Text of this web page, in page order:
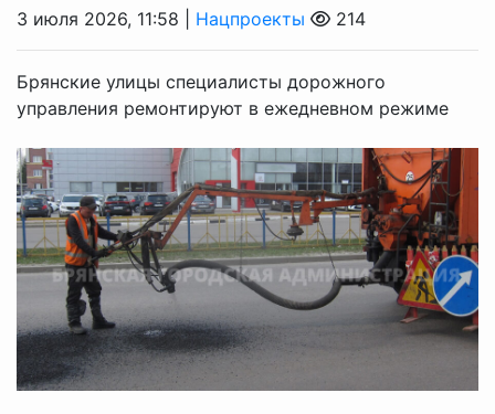
3 июля 2026, 11:58 | Нацпроекты 214
Брянские улицы специалисты дорожного
управления ремонтируют в ежедневном режиме